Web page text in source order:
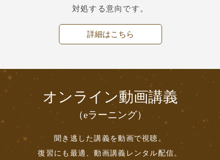
対処する意向です。
詳細はこちら
オンライン動画講義
（eラーニング）
聞き逃した講義を動画で視聴。
復習にも最適、動画講義レンタル配信。